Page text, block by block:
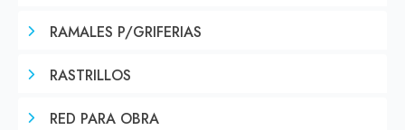
RAMALES P/GRIFERIAS
RASTRILLOS
RED PARA OBRA